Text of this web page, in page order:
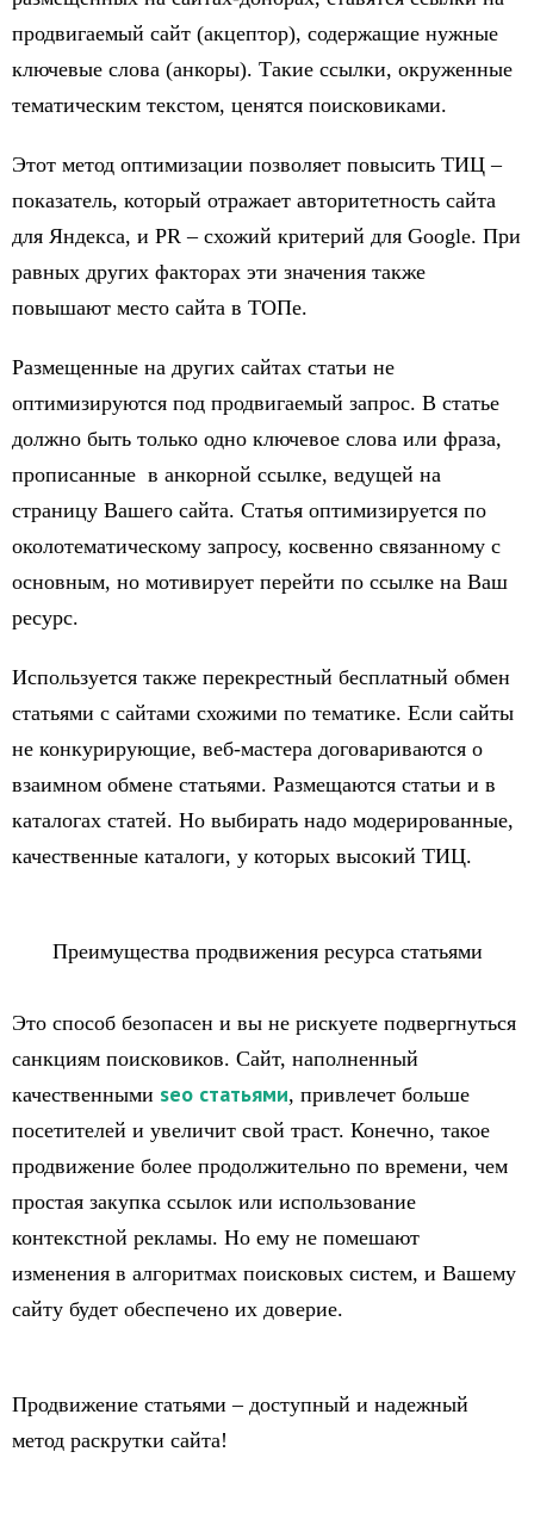
продвигаемый сайт (акцептор), содержащие нужные
ключевые слова (анкоры). Такие ссылки, окруженные
тематическим текстом, ценятся поисковиками.
Этот метод оптимизации позволяет повысить ТИЦ –
показатель, который отражает авторитетность сайта
для Яндекса, и PR – схожий критерий для Google. При
равных других факторах эти значения также
повышают место сайта в ТОПе.
Размещенные на других сайтах статьи не
оптимизируются под продвигаемый запрос. В статье
должно быть только одно ключевое слова или фраза,
прописанные в анкорной ссылке, ведущей на
страницу Вашего сайта. Статья оптимизируется по
околотематическому запросу, косвенно связанному с
основным, но мотивирует перейти по ссылке на Ваш
ресурс.
Используется также перекрестный бесплатный обмен
статьями с сайтами схожими по тематике. Если сайты
не конкурирующие, веб-мастера договариваются о
взаимном обмене статьями. Размещаются статьи и в
каталогах статей. Но выбирать надо модерированные,
качественные каталоги, у которых высокий ТИЦ.
Преимущества продвижения ресурса статьями
Это способ безопасен и вы не рискуете подвергнуться
санкциям поисковиков. Сайт, наполненный
качественными seo статьями, привлечет больше
посетителей и увеличит свой траст. Конечно, такое
продвижение более продолжительно по времени, чем
простая закупка ссылок или использование
контекстной рекламы. Но ему не помешают
изменения в алгоритмах поисковых систем, и Вашему
сайту будет обеспечено их доверие.
Продвижение статьями – доступный и надежный
метод раскрутки сайта!